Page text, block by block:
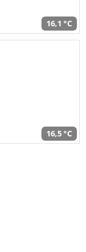
16,1 °C
16,5 °C